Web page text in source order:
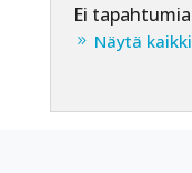
Ei tapahtumia
Näytä kaikki